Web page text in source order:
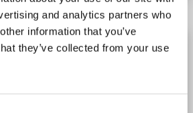
and analytics partners who
information that you’ve
they’ve collected from your use
(Biotin)